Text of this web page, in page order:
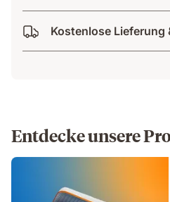
Kostenlose Lieferung
Entdecke unsere